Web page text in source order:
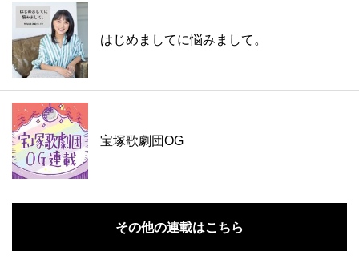
はじめましてに悩みまして。
宝塚歌劇団OG
その他の連載はこちら